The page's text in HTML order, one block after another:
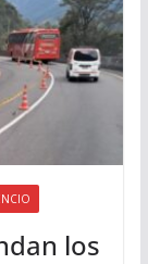
los